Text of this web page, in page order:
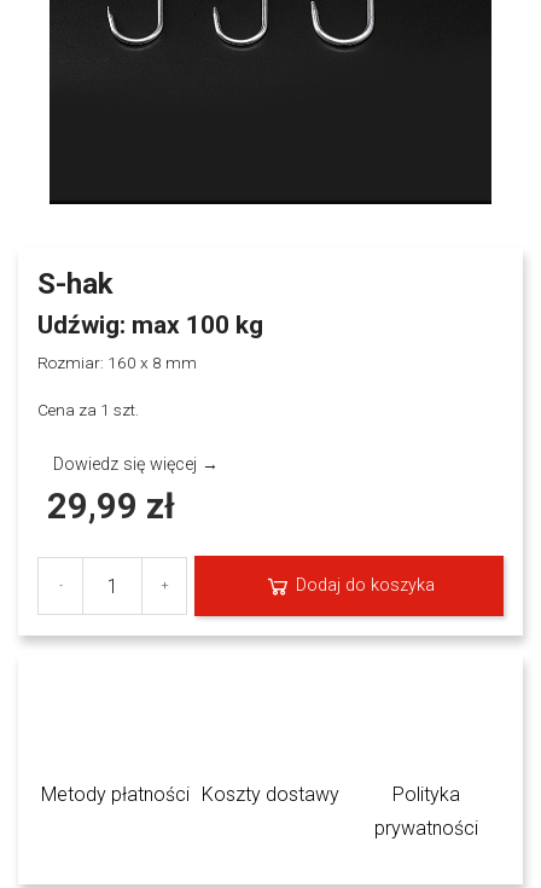
S-hak
Udźwig: max 100 kg
Rozmiar: 160 x 8 mm
Cena za 1 szt.
Dowiedz się więcej →
29,99 zł
- + Dodaj do koszyka
Metody płatności Koszty dostawy
Polityka
prywatności